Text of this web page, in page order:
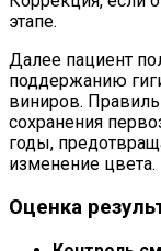
этапе.
Далее пациент
поддержанию
виниров.
сохранения
годы,
изменение цвета.
Оценка